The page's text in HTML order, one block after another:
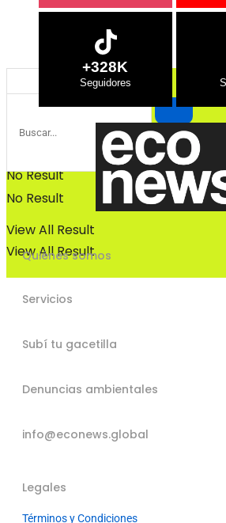
Bosques
No Result
View All Result
Bosques
No Result
View All Result
+328K
Quiénes somos
Servicios
Subí tu gacetilla
Denuncias ambientales
info@econews.global
Legales
Términos y Condiciones